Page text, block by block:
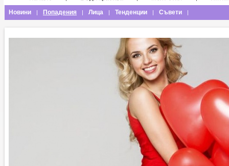
Новини
| Попадения | Лица | Тенденции | Съвети |